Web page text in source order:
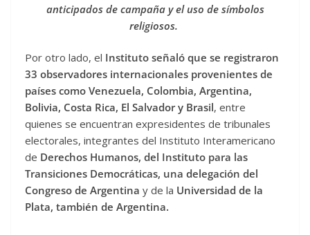
anticipados de campaña y el uso de símbolos
religiosos.
Por otro lado, el Instituto señaló que se registraron
33 observadores internacionales provenientes de
países como Venezuela, Colombia, Argentina,
Bolivia, Costa Rica, El Salvador y Brasil, entre
quienes se encuentran expresidentes de tribunales
electorales, integrantes del Instituto Interamericano
de Derechos Humanos, del Instituto para las
Transiciones Democráticas, una delegación del
Congreso de Argentina y de la Universidad de la
Plata, también de Argentina.